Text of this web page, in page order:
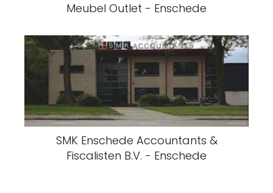
Meubel Outlet - Enschede
SMK Enschede Accountants &
Fiscalisten B.V. - Enschede